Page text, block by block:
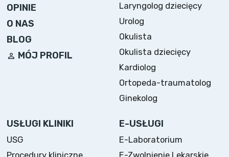
OPINIE
O NAS
BLOG
MÓJ PROFIL
Laryngolog dziecięcy
Urolog
Okulista
Okulista dziecięcy
Kardiolog
Ortopeda-traumatolog
Ginekolog
USŁUGI KLINIKI
USG
E-USŁUGI
E-Laboratorium